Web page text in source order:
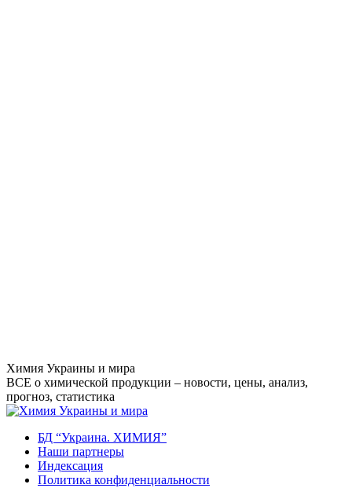
Перейти
к
содержанию
Химия Украины и мира
ВСЕ о химической продукции – новости, цены, анализ,
прогноз, статистика
БД “Украина. ХИМИЯ”
Наши партнеры
Индексация
Политика конфиденциальности